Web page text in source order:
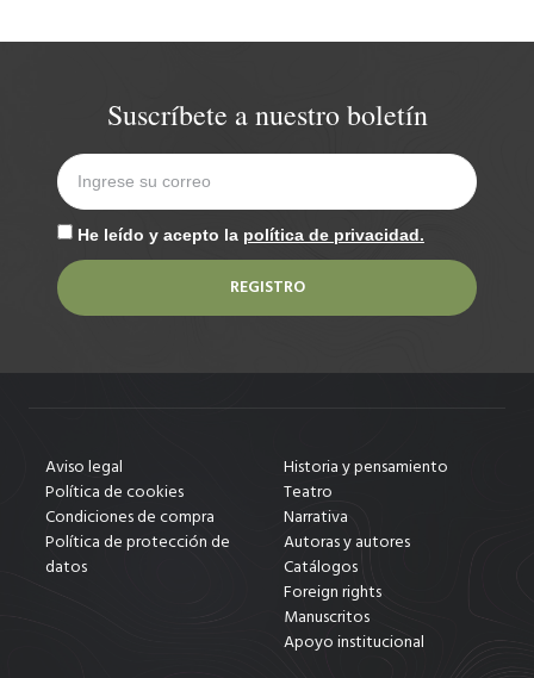
Suscríbete a nuestro boletín
He leído y acepto la política de privacidad.
REGISTRO
Aviso legal
Política de cookies
Condiciones de compra
Política de protección de
datos
Historia y pensamiento
Teatro
Narrativa
Autoras y autores
Catálogos
Foreign rights
Manuscritos
Apoyo institucional